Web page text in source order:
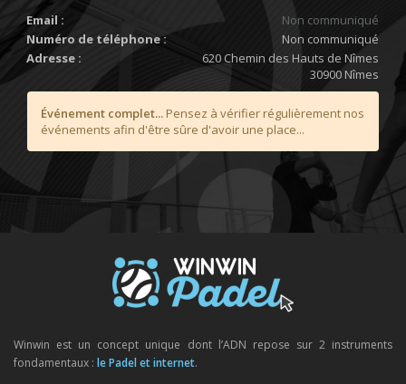
Email :
Non communiqué
Numéro de téléphone :
Non communiqué
Adresse :
620 Chemin des Hauts de Nîmes
30900 Nîmes
Événement complet... Pensez à vérifier régulièrement nos
événements afin d'être sûre d'avoir une place...
Winwin est un concept unique dont l’ADN repose sur 2 instruments
fondamentaux : le Padel et internet.